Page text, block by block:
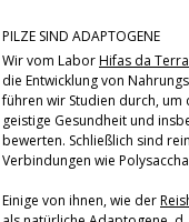
PILZE SIND ADAPTOGENE
Wir vom LaborHifas da Terra
die Entwicklung von
führen wir Studien durch, um
geistige Gesundheit und
bewerten. Schließlich sind
Verbindungen wie
Einige von ihnen, wie der